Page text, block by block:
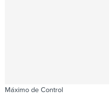
Máximo de Control